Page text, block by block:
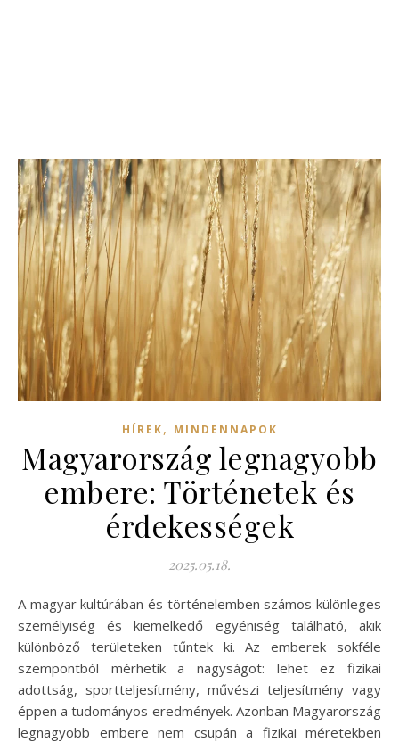
HÍREK, MINDENNAPOK
Magyarország legnagyobb
embere: Történetek és
érdekességek
2025.05.18.
A magyar kultúrában és történelemben számos különleges
személyiség és kiemelkedő egyéniség található, akik
különböző területeken tűntek ki. Az emberek sokféle
szempontból mérhetik a nagyságot: lehet ez fizikai
adottság, sportteljesítmény, művészi teljesítmény vagy
éppen a tudományos eredmények. Azonban Magyarország
legnagyobb embere nem csupán a fizikai méretekben